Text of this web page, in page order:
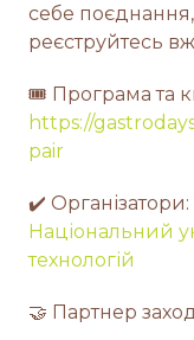
себе
реєструйтесь
🎟 Програма та
https://
pair
✔️
Національний
технологій
🤝 Партнер